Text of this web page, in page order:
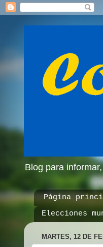
Blog para
Página
Elecciones
MARTES, 12 DE